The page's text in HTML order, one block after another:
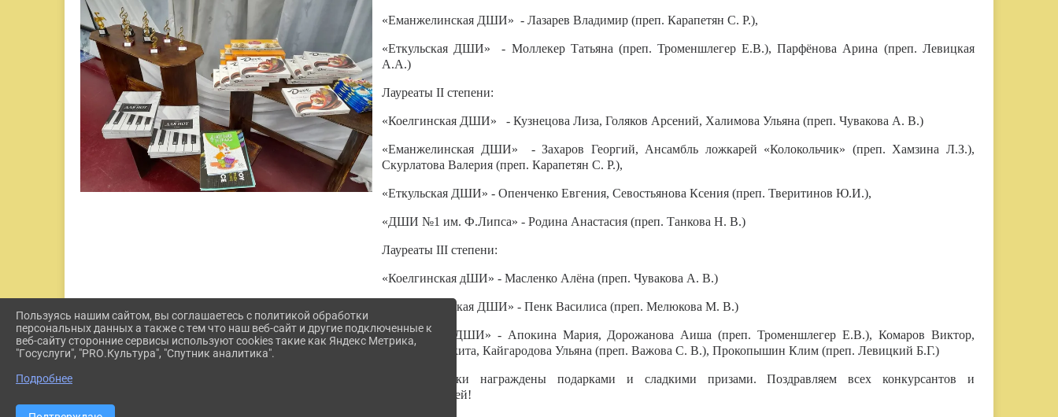
«Еманжелинская ДШИ» - Лазарев Владимир (преп. Карапетян С. Р.),
«Еткульская ДШИ» - Моллекер Татьяна (преп. Троменшлегер Е.В.), Парфёнова Арина (преп. Левицкая
А.А.)
Лауреаты II степени:
«Коелгинская ДШИ» - Кузнецова Лиза, Голяков Арсений, Халимова Ульяна (преп. Чувакова А. В.)
«Еманжелинская ДШИ» - Захаров Георгий, Ансамбль ложкарей «Колокольчик» (преп. Хамзина Л.З.),
Скурлатова Валерия (преп. Карапетян С. Р.),
«Еткульская ДШИ» - Опенченко Евгения, Севостьянова Ксения (преп. Тверитинов Ю.И.),
«ДШИ №1 им. Ф.Липса» - Родина Анастасия (преп. Танкова Н. В.)
Лауреаты III степени:
«Коелгинская дШИ» - Масленко Алёна (преп. Чувакова А. В.)
«Еманжелинская ДШИ» - Пенк Василиса (преп. Мелюкова М. В.)
«Еткульская ДШИ» - Апокина Мария, Дорожанова Аиша (преп. Троменшлегер Е.В.), Комаров Виктор,
Леонтьев Никита, Кайгародова Ульяна (преп. Важова С. В.), Прокопышин Клим (преп. Левицкий Б.Г.)
Все участники награждены подарками и сладкими призами.
Поздравляем всех конкурсантов и
преподавателей!
Пользуясь нашим сайтом, вы соглашаетесь с политикой обработки
персональных данных а также с тем что наш веб-сайт и другие подключенные к
веб-сайту сторонние сервисы используют cookies такие как Яндекс Метрика,
"Госуслуги", "PRO.Культура", "Спутник аналитика".
Подробнее